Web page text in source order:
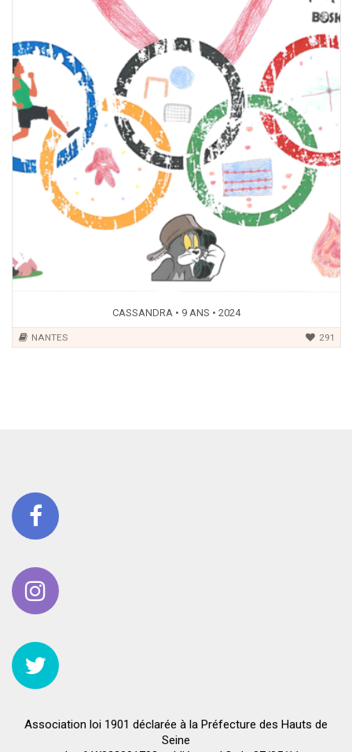
CASSANDRA • 9 ANS • 2024
NANTES 291
Association loi 1901 déclarée à la Préfecture des Hauts de
Seine